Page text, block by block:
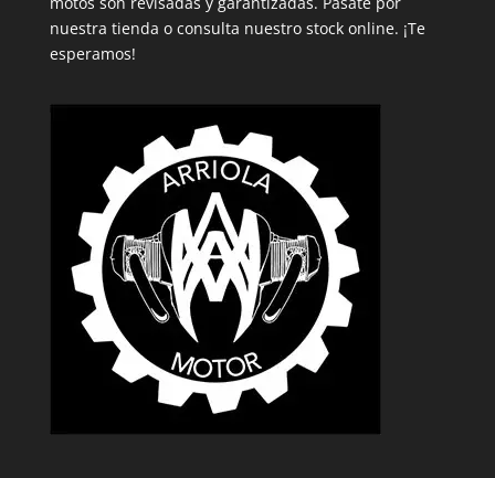
nuestra tienda o consulta nuestro stock online. ¡Te
esperamos!